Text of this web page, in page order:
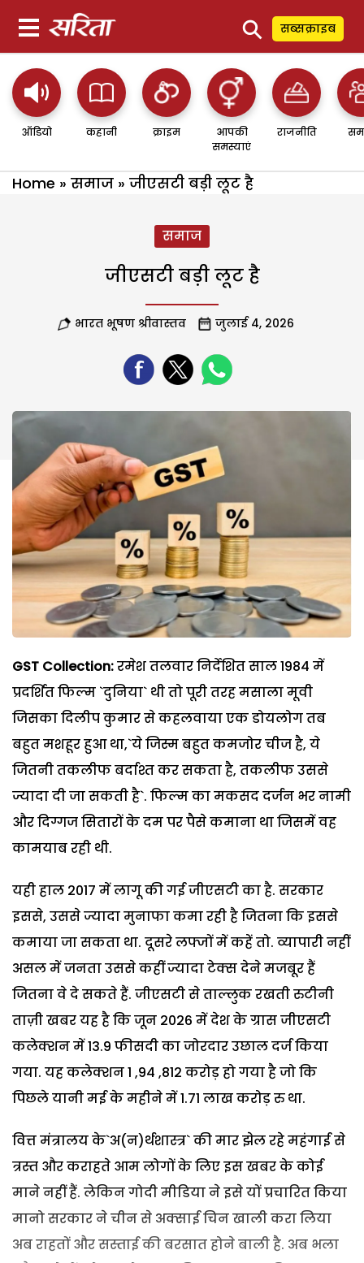
⚲ सब्सक्राइब
ऑडियो कहानी क्राइम
आपकी
समस्याएं
राजनीति
Home » समाज » जीएसटी बड़ी लूट है
समाज
जीएसटी बड़ी लूट है
भारत भूषण श्रीवास्तव जुलाई 4, 2026
GST Collection:रमेश तलवार निर्देशित साल 1984 में
प्रदर्शित फिल्म `दुनिया` थी तो पूरी तरह मसाला मूवी
जिसका दिलीप कुमार से कहलवाया एक डोयलोग तब
बहुत मशहूर हुआ था,`ये जिस्म बहुत कमजोर चीज है, ये
जितनी तकलीफ बर्दाश्त कर सकता है, तकलीफ उससे
ज्यादा दी जा सकती है`. फिल्म का मकसद दर्जन भर नामी
और दिग्गज सितारों के दम पर पैसे कमाना था जिसमें वह
कामयाब रही थी.
यही हाल 2017 में लागू की गई जीएसटी का है. सरकार
इससे, उससे ज्यादा मुनाफा कमा रही है जितना कि इससे
कमाया जा सकता था. दूसरे लफ्जों में कहें तो. व्यापारी नहीं
असल में जनता उससे कहीं ज्यादा टेक्स देने मजबूर हैं
जितना वे दे सकते हैं. जीएसटी से ताल्लुक रखती रुटीनी
ताज़ी खबर यह है कि जून 2026 में देश के ग्रास जीएसटी
कलेक्शन में 13.9 फीसदी का जोरदार उछाल दर्ज किया
गया. यह कलेक्शन 1 ,94 ,812 करोड़ हो गया है जो कि
पिछले यानी मई के महीने में 1.71 लाख करोड़ रु था.
वित्त मंत्रालय के`अ(न)र्थशास्त्र` की मार झेल रहे महंगाई से
त्रस्त और कराहते आम लोगों के लिए इस खबर के कोई
माने नहीं हैं. लेकिन गोदी मीडिया ने इसे यों प्रचारित किया
मानो सरकार ने चीन से अक्साई चिन खाली करा लिया
अब राहतों और सस्ताई की बरसात होने बाली है. अब भला